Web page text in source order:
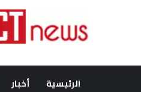
الرئيسية أخبار